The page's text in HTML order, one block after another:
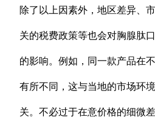
除了以上因素外，地区差异、
关的税费政策等也会对胸腺肽
的影响。例如，同一款产品在
有所不同，这与当地的市场环
关。不必过于在意价格的细微